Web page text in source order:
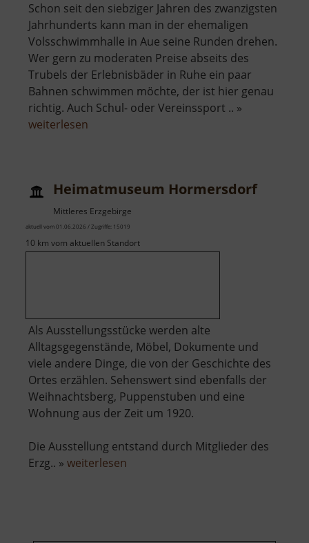
Schon seit den siebziger Jahren des zwanzigsten
Jahrhunderts kann man in der ehemaligen
Volsschwimmhalle in Aue seine Runden drehen.
Wer gern zu moderaten Preise abseits des
Trubels der Erlebnisbäder in Ruhe ein paar
Bahnen schwimmen möchte, der ist hier genau
richtig. Auch Schul- oder Vereinssport .. »
weiterlesen
Heimatmuseum Hormersdorf
Mittleres Erzgebirge
aktuell vom 01.06.2026 / Zugriffe: 15019
10 km vom aktuellen Standort
Als Ausstellungsstücke werden alte
Alltagsgegenstände, Möbel, Dokumente und
viele andere Dinge, die von der Geschichte des
Ortes erzählen. Sehenswert sind ebenfalls der
Weihnachtsberg, Puppenstuben und eine
Wohnung aus der Zeit um 1920.
Die Ausstellung entstand durch Mitglieder des
Erzg.. » weiterlesen